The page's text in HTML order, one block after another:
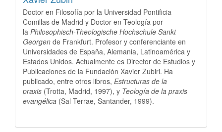
Doctor en Filosofía por la Universidad Pontificia
Comillas de Madrid y Doctor en Teología por
la Philosophisch-Theologische Hochschule Sankt
Georgen de Frankfurt. Profesor y conferenciante en
Universidades de España, Alemania, Latinoamérica y
Estados Unidos. Actualmente es Director de Estudios y
Publicaciones de la Fundación Xavier Zubiri. Ha
publicado, entre otros libros, Estructuras de la
praxis (Trotta, Madrid, 1997), y Teología de la praxis
evangélica (Sal Terrae, Santander, 1999).